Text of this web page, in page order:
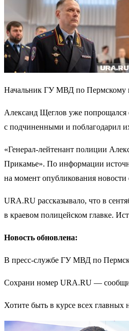
Начальник ГУ МВД по Пермскому
Александ Щеглов уже
с подчиненными и поблагодарил
«Генерал-лейтенант полиции
Прикамье». По информации
на момент опубликования новости
URA.RU рассказывало, что в
в краевом полицейском главке.
Новость обновлена:
В пресс-службе ГУ МВД по
Сохрани номер URA.RU —
Хотите быть в курсе всех